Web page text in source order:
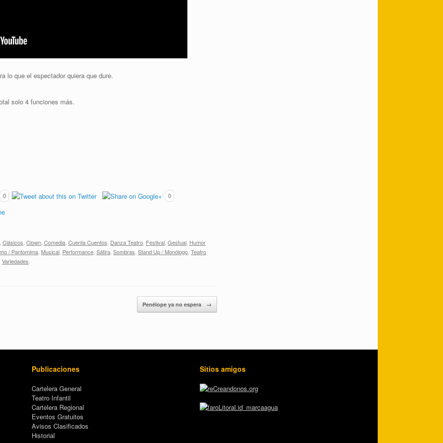
lo que el espectador quiera que dure.
solo 4 funciones más.
0 0
Clásicos Clown Comedia Cuenta Cuentos Danza Teatro Festival Gestual Humor
/ Pantomima Musical Performance Sátira Sombras Stand Up / Monólogo Teatro
Variedades
Penélope ya no espera →
Publicaciones
Cartelera General
Teatro Infantil
Cartelera Regional
Eventos Gratuitos
Avisos Clasificados
Historial
Sitios amigos